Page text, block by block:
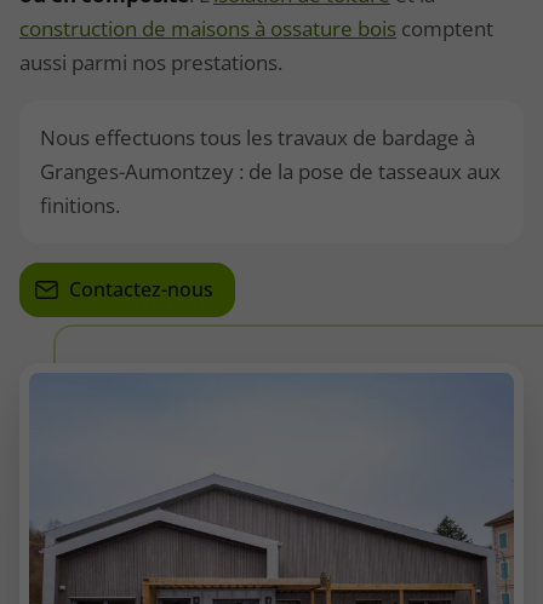
construction de maisons à ossature bois comptent
aussi parmi nos prestations.
Nous effectuons tous les travaux de bardage à
Granges-Aumontzey : de la pose de tasseaux aux
finitions.
Contactez-nous